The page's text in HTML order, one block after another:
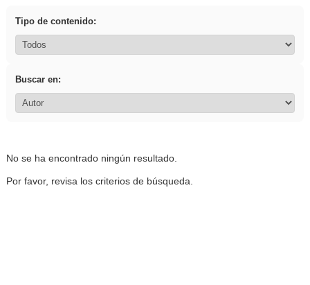
Tipo de contenido:
Buscar en:
No se ha encontrado ningún resultado.
Por favor, revisa los criterios de búsqueda.